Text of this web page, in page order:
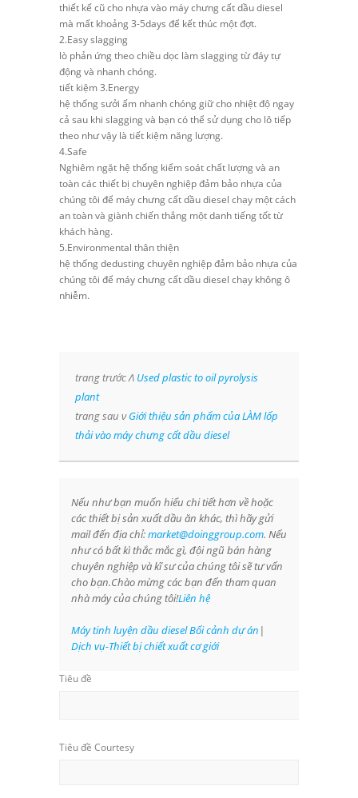
thiết kế cũ cho nhựa vào máy chưng cất dầu diesel
mà mất khoảng 3-5days để kết thúc một đợt.
2.Easy slagging
lò phản ứng theo chiều dọc làm slagging từ đáy tự
động và nhanh chóng.
tiết kiệm 3.Energy
hệ thống sưởi ấm nhanh chóng giữ cho nhiệt độ ngay
cả sau khi slagging và bạn có thể sử dụng cho lô tiếp
theo như vậy là tiết kiệm năng lượng.
4.Safe
Nghiêm ngặt hệ thống kiểm soát chất lượng và an
toàn các thiết bị chuyên nghiệp đảm bảo nhựa của
chúng tôi để máy chưng cất dầu diesel chạy một cách
an toàn và giành chiến thắng một danh tiếng tốt từ
khách hàng.
5.Environmental thân thiện
hệ thống dedusting chuyên nghiệp đảm bảo nhựa của
chúng tôi để máy chưng cất dầu diesel chạy không ô
nhiễm.
trang trước Λ Used plastic to oil pyrolysis
plant
trang sau νGiới thiệu sản phẩm của LÀM lốp
thải vào máy chưng cất dầu diesel
Nếu như bạn muốn hiểu chi tiết hơn vềhoặc
các thiết bị sản xuất dầu ăn khác, thì hãy gửi
mail đến địa chỉ:market@doinggroup.com. Nếu
như có bất kì thắc mắc gì, đội ngũ bán hàng
chuyên nghiệp và kĩ sư của chúng tôi sẽ tư vấn
cho bạn.Chào mừng các bạn đến tham quan
nhà máy của chúng tôi!Liên hệ
Máy tinh luyện dầu diesel Bối cảnh dự án |
Dịch vụ-Thiết bị chiết xuất cơ giới
Tiêu đề
Tiêu đề Courtesy